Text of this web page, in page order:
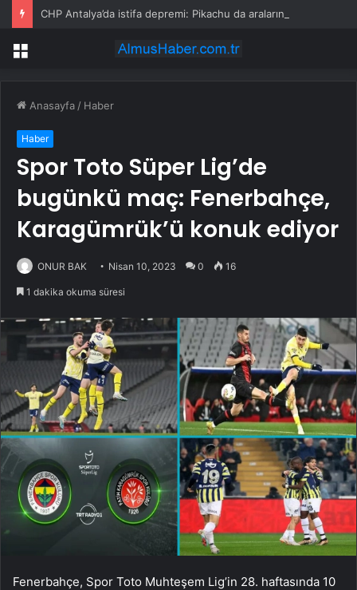
CHP Antalya’da istifa depremi: Pikachu da aralarındaydı
Menü
Anasayfa / Haber
Haber
Spor Toto Süper Lig’de
bugünkü maç: Fenerbahçe,
Karagümrük’ü konuk ediyor
ONUR BAK Nisan 10, 2023 0 16
1 dakika okuma süresi
Fenerbahçe, Spor Toto Muhteşem Lig’in 28. haftasında 10